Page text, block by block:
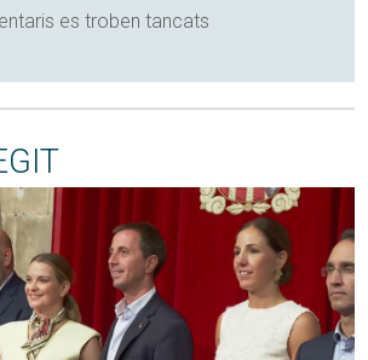
es troben tancats